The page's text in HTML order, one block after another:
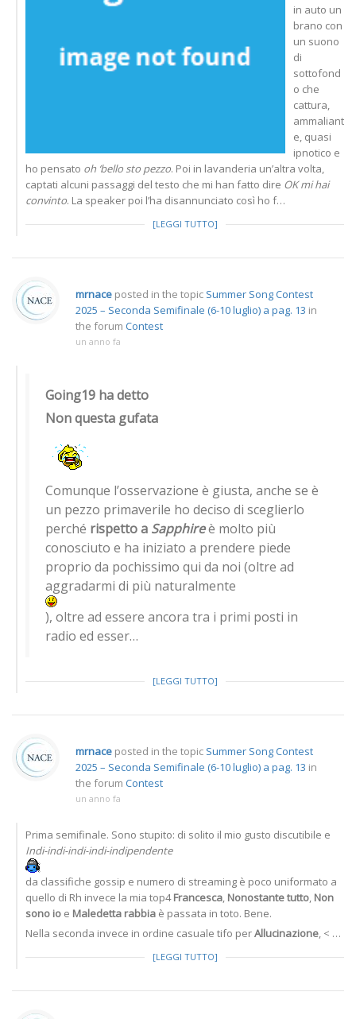
in auto un
brano con
un suono
di
sottofond
o che
cattura,
ammaliant
e, quasi
ipnotico e
ho pensato oh ‘bello sto pezzo. Poi in lavanderia un’altra volta,
captati alcuni passaggi del testo che mi han fatto dire OK mi hai
convinto. La speaker poi l’ha disannunciato così ho f…
[LEGGI TUTTO]
mrnace posted in the topic Summer Song Contest
2025 – Seconda Semifinale (6-10 luglio) a pag. 13 in
the forum Contest
un anno fa
Going19 ha detto
Non questa gufata
Comunque l’osservazione è giusta, anche se è
un pezzo primaverile ho deciso di sceglierlo
perché rispetto a Sapphireè molto più
conosciuto e ha iniziato a prendere piede
proprio da pochissimo qui da noi (oltre ad
aggradarmi di più naturalmente
), oltre ad essere ancora tra i primi posti in
radio ed esser…
[LEGGI TUTTO]
mrnace posted in the topic Summer Song Contest
2025 – Seconda Semifinale (6-10 luglio) a pag. 13 in
the forum Contest
un anno fa
Prima semifinale. Sono stupito: di solito il mio gusto discutibile e
Indi-indi-indi-indi-indipendente
da classifiche gossip e numero di streaming è poco uniformato a
quello di Rh invece la mia top4Francesca, Nonostante tutto, Non
sono io e Maledetta rabbia è passata in toto. Bene.
Nella seconda invece in ordine casuale tifo perAllucinazione, < …
[LEGGI TUTTO]